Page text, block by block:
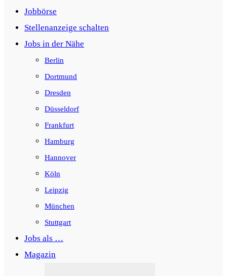
Jobbörse
Stellenanzeige schalten
Jobs in der Nähe
Berlin
Dortmund
Dresden
Düsseldorf
Frankfurt
Hamburg
Hannover
Köln
Leipzig
München
Stuttgart
Jobs als …
Magazin